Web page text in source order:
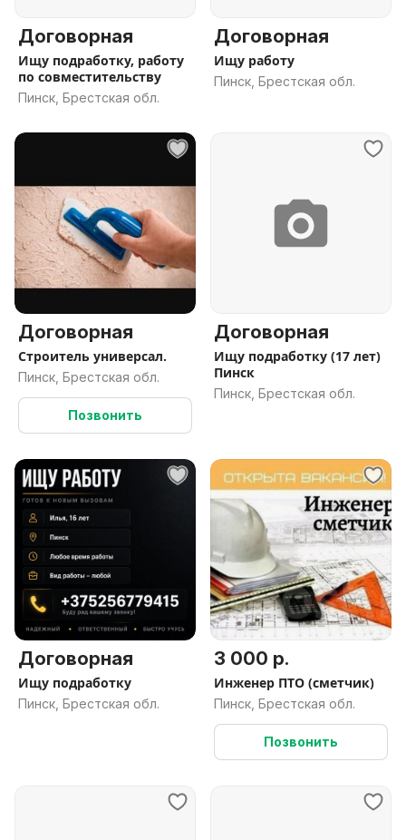
Договорная
Ищу подработку, работу
по совместительству
Пинск, Брестская обл.
Договорная
Ищу работу
Пинск, Брестская обл.
Договорная
Строитель универсал.
Пинск, Брестская обл.
Позвонить
Договорная
Ищу подработку (17 лет)
Пинск
Пинск, Брестская обл.
Договорная
Ищу подработку
Пинск, Брестская обл.
3 000 р.
Инженер ПТО (сметчик)
Пинск, Брестская обл.
Позвонить